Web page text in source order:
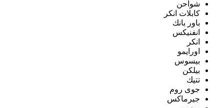
شواحن
كابلات انكر
باور بانك
انفنيكس
انكر
اورايمو
بيسوس
بيلكن
تتيك
جوى روم
جيرماكس